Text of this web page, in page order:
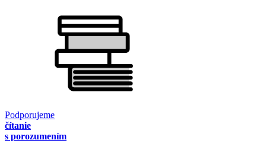
Podporujeme
čítanie
s porozumením